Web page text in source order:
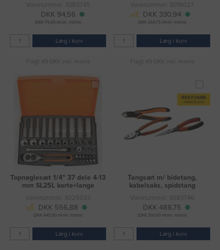
Varenummer: 3083745
DKK 94,56
(DKK 75,65 ekskl. moms)
Læg i kurv
Fragt 49 DKK inkl. moms
Varenummer: 3019027
DKK 330,94
(DKK 264,75 ekskl. moms)
Læg i kurv
Fragt 49 DKK inkl. moms
Topnøglesæt 1/4" 37 dele 4-13
mm SL25L korte+lange
Varenummer: 3025033
DKK 556,88
(DKK 445,50 ekskl. moms)
Læg i kurv
Tangsæt m/ bidetang,
kabelsaks, spidstang
Varenummer: 3083746
DKK 488,75
(DKK 391,00 ekskl. moms)
Læg i kurv